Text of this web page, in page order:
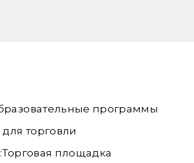
программы
для торговли
площадка